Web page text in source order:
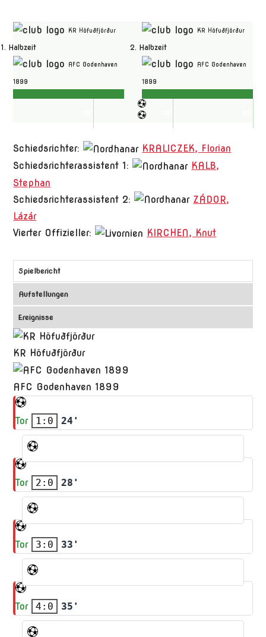
KR Höfuðfjörður
1. Halbzeit
AFC Godenhaven
1899
KR Höfuðfjörður
2. Halbzeit
AFC Godenhaven
1899
Schiedsrichter:
KRALICZEK, Florian
Schiedsrichterassistent 1:
KALB,
Stephan
Schiedsrichterassistent 2:
ZÁDOR,
Lázár
Vierter Offizieller:
KIRCHEN, Knut
Spielbericht
Aufstellungen
Ereignisse
KR Höfuðfjörður
AFC Godenhaven 1899
Tor 1:0 24'
Tor 2:0 28'
Tor 3:0 33'
Tor 4:0 35'